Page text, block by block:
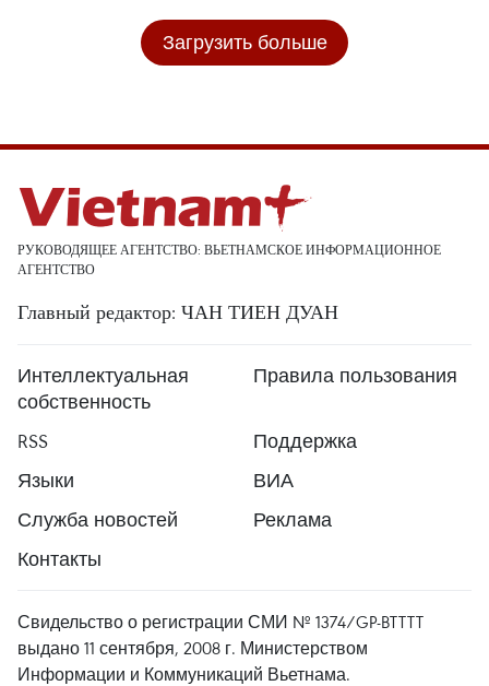
Загрузить больше
РУКОВОДЯЩЕЕ АГЕНТСТВО: ВЬЕТНАМСКОЕ ИНФОРМАЦИОННОЕ
АГЕНТСТВО
Главный редактор: ЧАН ТИЕН ДУАН
Интеллектуальная
собственность
Правила пользования
RSS
Поддержка
Языки
ВИА
Служба новостей
Реклама
Контакты
Свидельство о регистрации СМИ № 1374/GP-BTTTT
выдано 11 сентября, 2008 г. Министерством
Информации и Коммуникаций Вьетнама.